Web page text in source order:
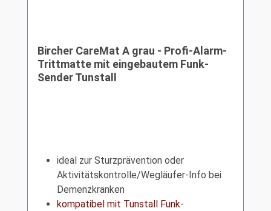
Bircher CareMat A grau - Profi-Alarm-
Trittmatte mit eingebautem Funk-
Sender Tunstall
ideal zur Sturzprävention oder
Aktivitätskontrolle/Wegläufer-Info bei
Demenzkranken
kompatibel mit Tunstall Funk-